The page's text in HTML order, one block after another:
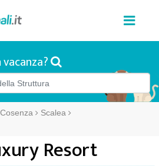
Cosenza
Scalea
Resort